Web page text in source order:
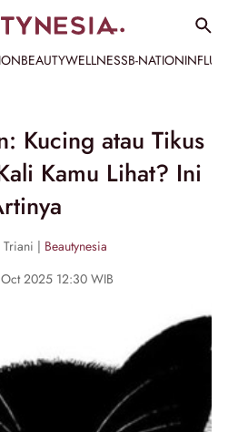
BEAUTYWELLNESSB-NATION
Kucing atau Tikus
Kamu Lihat? Ini
| Beautynesia
2025 12:30 WIB